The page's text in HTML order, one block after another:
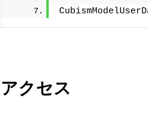
アクセス